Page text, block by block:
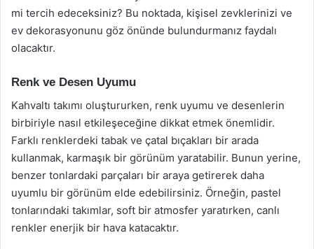
mi tercih edeceksiniz? Bu noktada, kişisel zevklerinizi ve
ev dekorasyonunu göz önünde bulundurmanız faydalı
olacaktır.
Renk ve Desen Uyumu
Kahvaltı takımı oluştururken, renk uyumu ve desenlerin
birbiriyle nasıl etkileşeceğine dikkat etmek önemlidir.
Farklı renklerdeki tabak ve çatal bıçakları bir arada
kullanmak, karmaşık bir görünüm yaratabilir. Bunun yerine,
benzer tonlardaki parçaları bir araya getirerek daha
uyumlu bir görünüm elde edebilirsiniz. Örneğin, pastel
tonlarındaki takımlar, soft bir atmosfer yaratırken, canlı
renkler enerjik bir hava katacaktır.